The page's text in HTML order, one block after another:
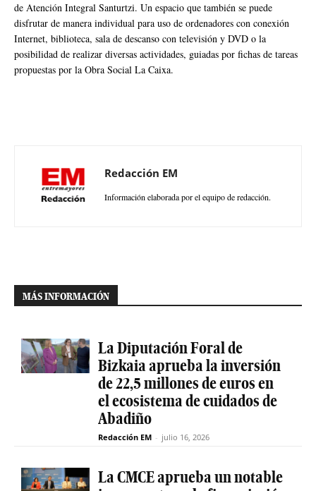
de Atención Integral Santurtzi. Un espacio que también se puede
disfrutar de manera individual para uso de ordenadores con conexión
Internet, biblioteca, sala de descanso con televisión y DVD o la
posibilidad de realizar diversas actividades, guiadas por fichas de tareas
propuestas por la Obra Social La Caixa.
Redacción EM
Información elaborada por el equipo de redacción.
MÁS INFORMACIÓN
La Diputación Foral de
Bizkaia aprueba la inversión
de 22,5 millones de euros en
el ecosistema de cuidados de
Abadiño
Redacción EM - julio 16, 2026
La CMCE aprueba un notable